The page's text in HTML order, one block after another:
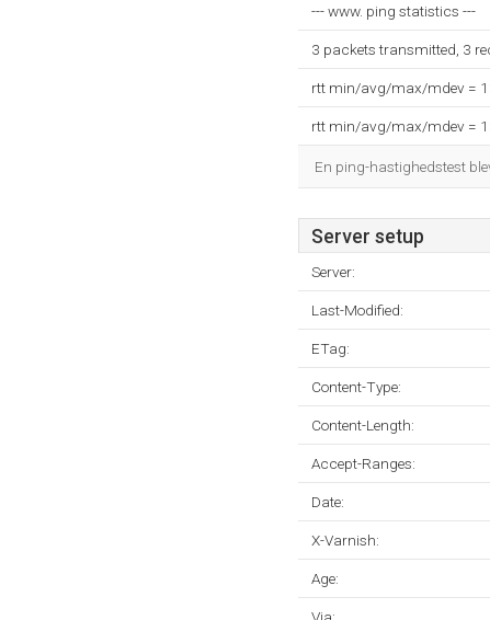
--- www. ping statistics ---
3 packets transmitted, 3
rtt min/avg/max/mdev =
rtt min/avg/max/mdev =
En ping-hastighedstest
Server setup
Server:
Last-Modified:
ETag:
Content-Type:
Content-Length:
Accept-Ranges:
Date:
X-Varnish:
Age: